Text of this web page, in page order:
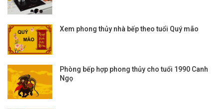
Xem phong thủy nhà bếp theo tuổi Quý mão
Phòng bếp hợp phong thủy cho tuổi 1990 Canh
Ngọ